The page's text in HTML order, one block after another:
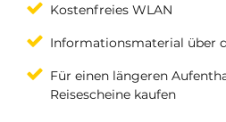
Kostenfreies WLAN
Informationsmaterial über
Für einen längeren
Reisescheine kaufen